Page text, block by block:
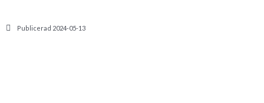
Publicerad 2024-05-13